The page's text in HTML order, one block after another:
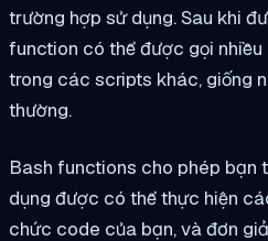
trường hợp sử dụng. Sau khi
function có thể được gọi
trong các scripts khác, giống
thường.
Bash functions cho phép
dụng được có thể thực hiện
chức code của bạn, và đơn